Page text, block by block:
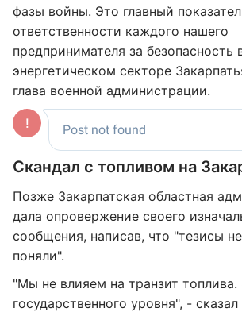
фазы войны. Это главный
ответственности каждого нашего
предпринимателя за безопасность
энергетическом секторе
глава военной администрации.
Скандал с топливом на
Позже Закарпатская областная
дала опровержение своего
сообщения, написав, что "тезисы
поняли".
"Мы не влияем на транзит
государственного уровня", -